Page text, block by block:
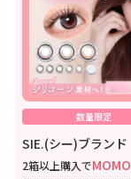
数量限定
SIE.(シー)ブラン
2箱以上購入で